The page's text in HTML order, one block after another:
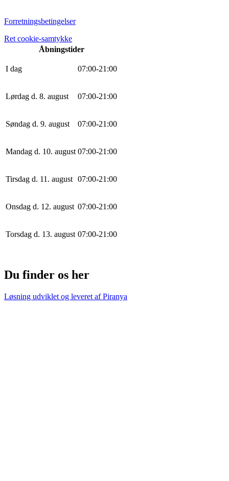
Forretningsbetingelser
Ret cookie-samtykke
Åbningstider
I dag 07:00-21:00
Lørdag d. 8. august 07:00-21:00
Søndag d. 9. august 07:00-21:00
Mandag d. 10. august 07:00-21:00
Tirsdag d. 11. august 07:00-21:00
Onsdag d. 12. august 07:00-21:00
Torsdag d. 13. august 07:00-21:00
Du finder os her
Løsning udviklet og leveret afPiranya